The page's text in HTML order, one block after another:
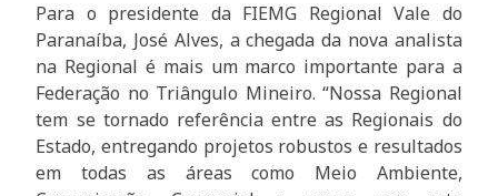
Para o presidente da FIEMG Regional Vale do
Paranaíba, José Alves, a chegada da nova analista
na Regional é mais um marco importante para a
Federação no Triângulo Mineiro. “Nossa Regional
tem se tornado referência entre as Regionais do
Estado, entregando projetos robustos e resultados
em todas as áreas como Meio Ambiente,